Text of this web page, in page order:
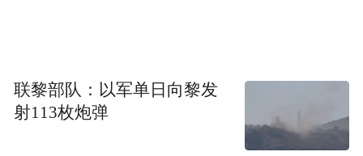
联黎部队：以军单日向黎发
射113枚炮弹